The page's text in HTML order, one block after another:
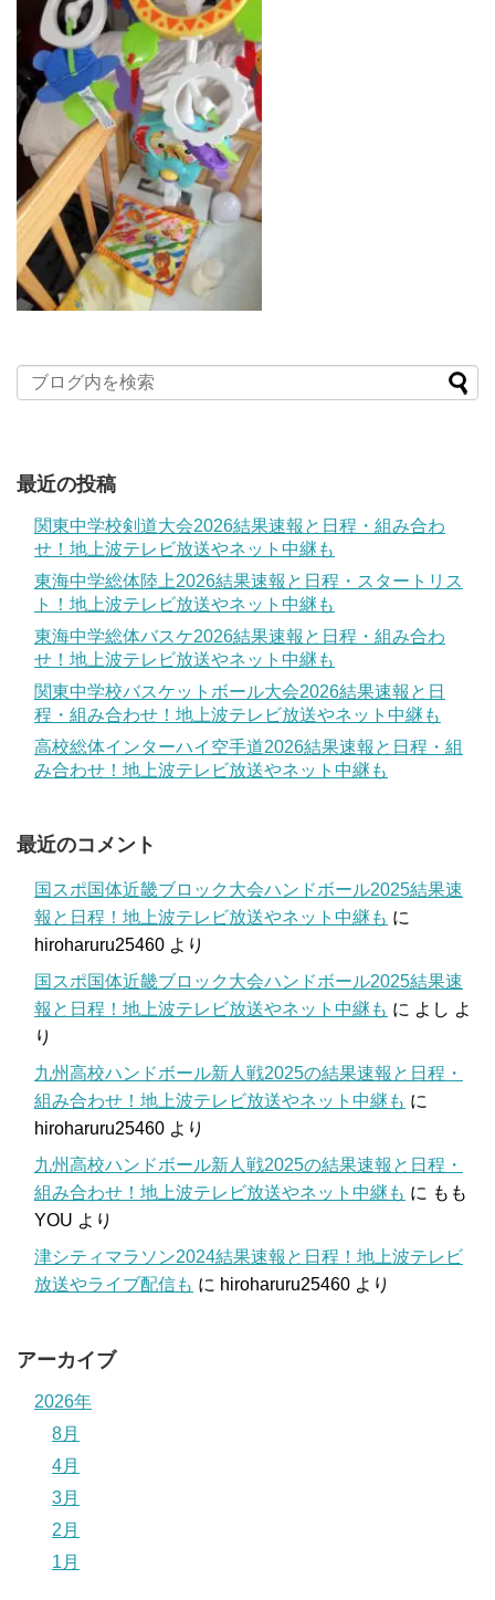
最近の投稿
関東中学校剣道大会2026結果速報と日程・組み合わ
せ！地上波テレビ放送やネット中継も
東海中学総体陸上2026結果速報と日程・スタートリス
ト！地上波テレビ放送やネット中継も
東海中学総体バスケ2026結果速報と日程・組み合わ
せ！地上波テレビ放送やネット中継も
関東中学校バスケットボール大会2026結果速報と日
程・組み合わせ！地上波テレビ放送やネット中継も
高校総体インターハイ空手道2026結果速報と日程・組
み合わせ！地上波テレビ放送やネット中継も
最近のコメント
国スポ国体近畿ブロック大会ハンドボール2025結果速
報と日程！地上波テレビ放送やネット中継も に
hiroharuru25460 より
国スポ国体近畿ブロック大会ハンドボール2025結果速
報と日程！地上波テレビ放送やネット中継も に よし よ
り
九州高校ハンドボール新人戦2025の結果速報と日程・
組み合わせ！地上波テレビ放送やネット中継も に
hiroharuru25460 より
九州高校ハンドボール新人戦2025の結果速報と日程・
組み合わせ！地上波テレビ放送やネット中継も に もも
YOU より
津シティマラソン2024結果速報と日程！地上波テレビ
放送やライブ配信も に hiroharuru25460 より
アーカイブ
2026年
8月
4月
3月
2月
1月